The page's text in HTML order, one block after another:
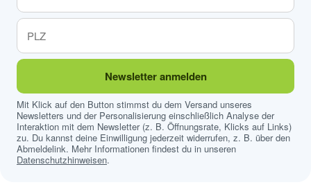
Newsletter anmelden
Mit Klick auf den Button stimmst du dem Versand unseres
Newsletters und der Personalisierung einschließlich Analyse der
Interaktion mit dem Newsletter (z. B. Öffnungsrate, Klicks auf Links)
zu. Du kannst deine Einwilligung jederzeit widerrufen, z. B. über den
Abmeldelink. Mehr Informationen findest du in unseren
Datenschutzhinweisen.